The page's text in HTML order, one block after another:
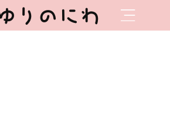
りのにわ